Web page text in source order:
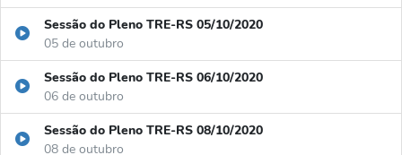
Sessão do Pleno TRE-RS 05/10/2020
05 de outubro
Sessão do Pleno TRE-RS 06/10/2020
06 de outubro
Sessão do Pleno TRE-RS 08/10/2020
08 de outubro